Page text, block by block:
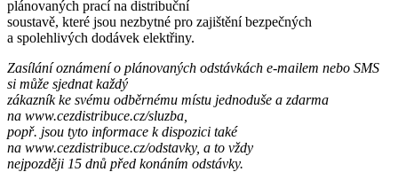
plánovaných prací na distribuční
soustavě, které jsou nezbytné pro zajištění bezpečných
a spolehlivých dodávek elektřiny.
Zasílání oznámení o plánovaných odstávkách e-mailem nebo SMS
si může sjednat každý
zákazník ke svému odběrnému místu jednoduše a zdarma
na www.cezdistribuce.cz/sluzba,
popř. jsou tyto informace k dispozici také
na www.cezdistribuce.cz/odstavky, a to vždy
nejpozději 15 dnů před konáním odstávky.